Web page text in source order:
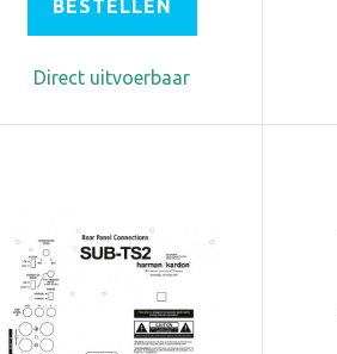
BESTELLEN
Direct uitvoerbaar